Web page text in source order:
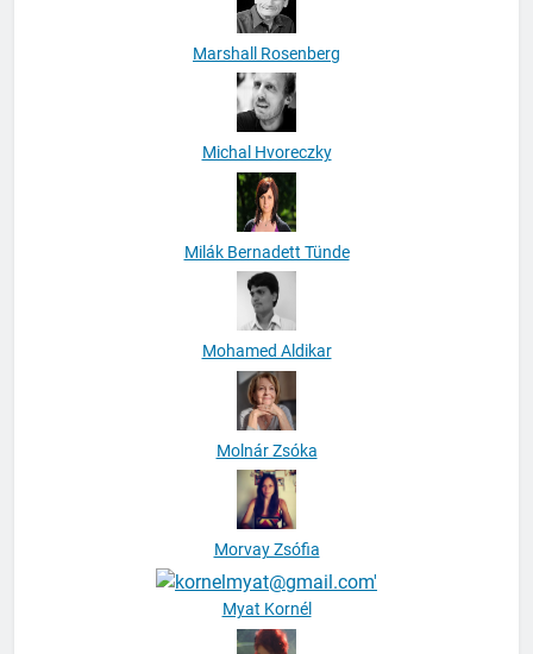
Marshall Rosenberg
Michal Hvoreczky
Milák Bernadett Tünde
Mohamed Aldikar
Molnár Zsóka
Morvay Zsófia
Myat Kornél